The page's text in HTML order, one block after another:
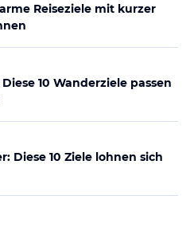
Reiseziele mit kurzer
10 Wanderziele passen
Diese 10 Ziele lohnen sich